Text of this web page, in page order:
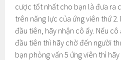
cược tốt nhất cho bạn là đưa ra
trên năng lực của ứng viên thứ
đầu tiên, hãy nhận cô ấy. Nếu
đầu tiên thì hãy chờ đến người
bạn phỏng vấn 5 ứng viên thì